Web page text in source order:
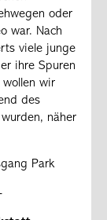
oder
war. Nach
viele junge
ihre Spuren
wollen wir
des
näher
Park